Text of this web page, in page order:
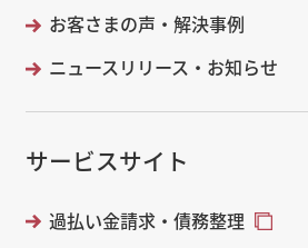
お客さまの声・解決事例
ニュースリリース・お知らせ
サービスサイト
過払い金請求・債務整理